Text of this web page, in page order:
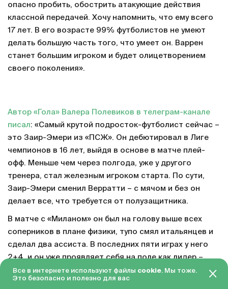
опасно пробить, обострить атакующие действия
классной передачей. Хочу напомнить, что ему всего
17 лет. В его возрасте 99% футболистов не умеют
делать большую часть того, что умеет он. Варрен
станет большим игроком и будет олицетворением
своего поколения».
Автор «Гола» Валера Полевиков в телеграм-канале
писал: «Самый крутой подросток-футболист сейчас –
это Заир-Эмери из «ПСЖ». Он дебютировал в Лиге
чемпионов в 16 лет, выйдя в основе в матче плей-
офф. Меньше чем через полгода, уже у другого
тренера, стал железным игроком старта. По сути,
Заир-Эмери сменил Верратти – с мячом и без он
делает все, что требуется от полузащитника.
В матче с «Миланом» он был на голову выше всех
соперников в плане физики, тупо смял итальянцев и
сделал два ассиста. В последних пяти играх у него
2+4, и он уже проявляет себя на поле как лидер –
подсказывает партнерам, ставит плечи в
потасовках, пылает уверенностью».
Все в интернете используют файлы cookie. Мы тоже.
Это безопасно и полезно для вас